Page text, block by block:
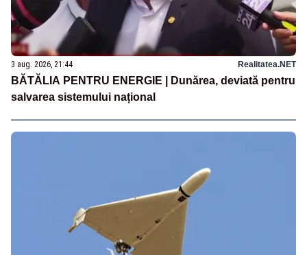
3 aug. 2026, 21:44 Realitatea.NET
BĂTĂLIA PENTRU ENERGIE | Dunărea, deviată pentru
salvarea sistemului național